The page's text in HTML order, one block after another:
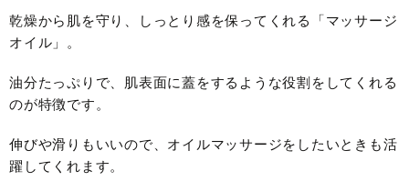
乾燥から肌を守り、しっとり感を保ってくれる「マッサージ
オイル」。
油分たっぷりで、肌表面に蓋をするような役割をしてくれる
のが特徴です。
伸びや滑りもいいので、オイルマッサージをしたいときも活
躍してくれます。